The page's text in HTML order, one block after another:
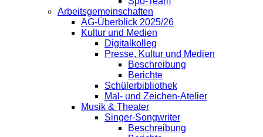
Arbeitsgemeinschaften
AG-Überblick 2025/26
Kultur und Medien
Digitalkolleg
Presse, Kultur und Medien
Beschreibung
Berichte
Schülerbibliothek
Mal- und Zeichen-Atelier
Musik & Theater
Singer-Songwriter
Beschreibung